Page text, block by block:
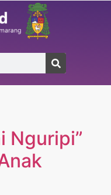
Nguripi”